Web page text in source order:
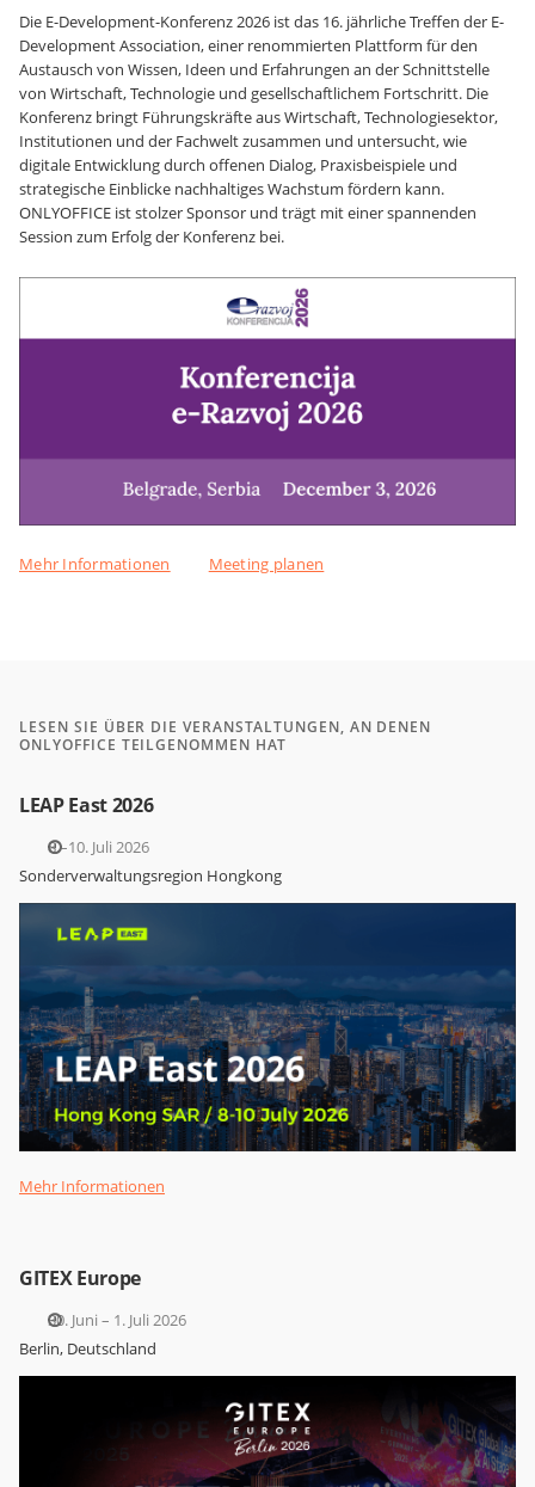
Die E-Development-Konferenz 2026 ist das 16. jährliche Treffen der E-
Development Association, einer renommierten Plattform für den
Austausch von Wissen, Ideen und Erfahrungen an der Schnittstelle
von Wirtschaft, Technologie und gesellschaftlichem Fortschritt. Die
Konferenz bringt Führungskräfte aus Wirtschaft, Technologiesektor,
Institutionen und der Fachwelt zusammen und untersucht, wie
digitale Entwicklung durch offenen Dialog, Praxisbeispiele und
strategische Einblicke nachhaltiges Wachstum fördern kann.
ONLYOFFICE ist stolzer Sponsor und trägt mit einer spannenden
Session zum Erfolg der Konferenz bei.
Mehr Informationen Meeting planen
LESEN SIE ÜBER DIE VERANSTALTUNGEN, AN DENEN
ONLYOFFICE TEILGENOMMEN HAT
LEAP East 2026
8.–10. Juli 2026
Sonderverwaltungsregion Hongkong
Mehr Informationen
GITEX Europe
30. Juni – 1. Juli 2026
Berlin, Deutschland